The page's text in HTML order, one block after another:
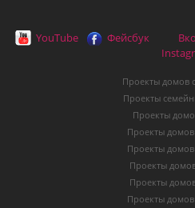
YouTube Фейсбук
Проекты домов
Проекты
Проекты
Проекты домов
Проекты домов
Проекты
Проекты
Проекты домов